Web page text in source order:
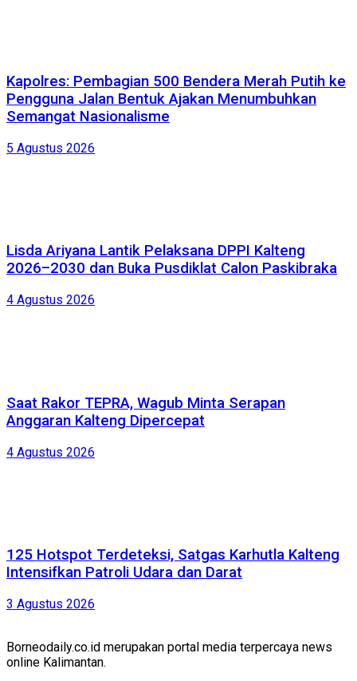
Kapolres: Pembagian 500 Bendera Merah Putih ke
Pengguna Jalan Bentuk Ajakan Menumbuhkan
Semangat Nasionalisme
5 Agustus 2026
Lisda Ariyana Lantik Pelaksana DPPI Kalteng
2026–2030 dan Buka Pusdiklat Calon Paskibraka
4 Agustus 2026
Saat Rakor TEPRA, Wagub Minta Serapan
Anggaran Kalteng Dipercepat
4 Agustus 2026
125 Hotspot Terdeteksi, Satgas Karhutla Kalteng
Intensifkan Patroli Udara dan Darat
3 Agustus 2026
Borneodaily.co.id merupakan portal media terpercaya news
online Kalimantan.